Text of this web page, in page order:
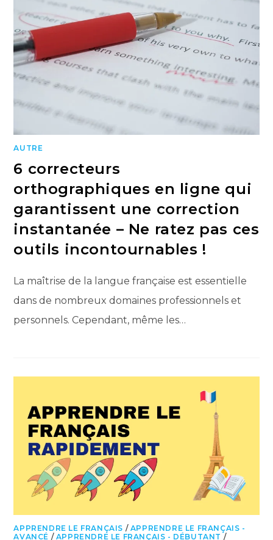
AUTRE
6 correcteurs
orthographiques en ligne qui
garantissent une correction
instantanée – Ne ratez pas ces
outils incontournables !
La maîtrise de la langue française est essentielle
dans de nombreux domaines professionnels et
personnels. Cependant, même les…
APPRENDRE LE FRANÇAIS / APPRENDRE LE FRANÇAIS -
AVANCÉ / APPRENDRE LE FRANÇAIS - DÉBUTANT /